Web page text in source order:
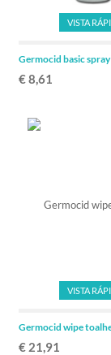
Germocid basic
€ 8,61
VISTA
Germocid wipe
€ 21,91
VISTA